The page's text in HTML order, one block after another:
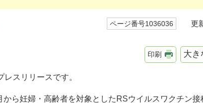
ページ番号1036036 更新
印刷 大き
スリリースです。
ら妊婦・高齢者を対象としたRSウイルスワクチン接